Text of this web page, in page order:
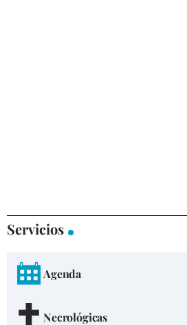
Servicios
Agenda
Necrológicas